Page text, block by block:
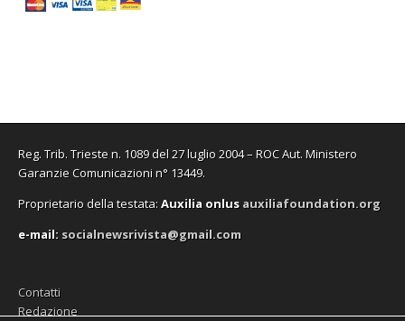
Reg. Trib. Trieste n. 1089 del 27 luglio 2004 – ROC Aut. Ministero
Garanzie Comunicazioni n° 13449.
Proprietario della testata:Auxilia onlus auxiliafoundation.org
e-mail: socialnewsrivista@gmail.com
Contatti
Redazione